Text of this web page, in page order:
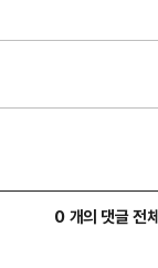
0 개의 댓글 전